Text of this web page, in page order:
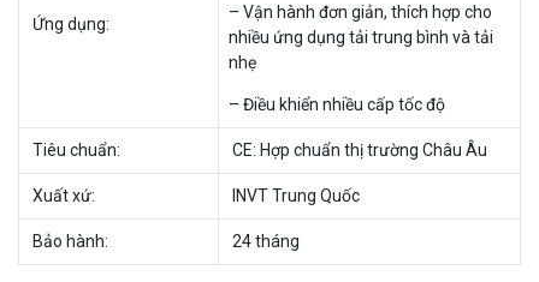
Ứng dụng:
– Vận hành đơn giản, thích hợp cho
nhiều ứng dụng tải trung bình và tải
nhẹ
– Điều khiển nhiều cấp tốc độ
Tiêu chuẩn: CE: Hợp chuẩn thị trường Châu Âu
Xuất xứ: INVT Trung Quốc
Bảo hành: 24 tháng